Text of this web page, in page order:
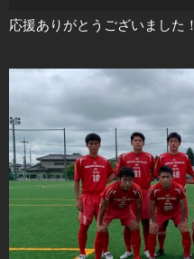
応援ありがとうございました！